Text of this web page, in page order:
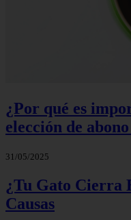
¿Por qué es
elección de
31/05/2025
¿Tu Gato Cierra
Causas